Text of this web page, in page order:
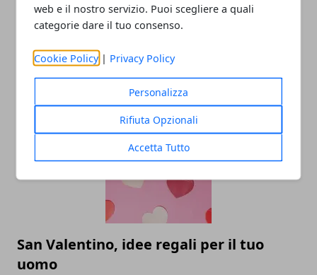
web e il nostro servizio. Puoi scegliere a quali
categorie dare il tuo consenso.
Cookie Policy | Privacy Policy
Personalizza
Rifiuta Opzionali
Accetta Tutto
San Valentino, idee regali per il tuo
uomo